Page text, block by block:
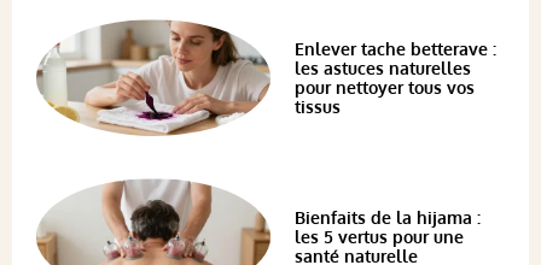
Enlever tache betterave :
les astuces naturelles
pour nettoyer tous vos
tissus
Bienfaits de la hijama :
les 5 vertus pour une
santé naturelle